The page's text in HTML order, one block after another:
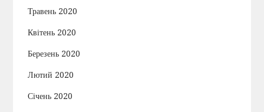
Травень 2020
Квітень 2020
Березень 2020
Лютий 2020
Січень 2020